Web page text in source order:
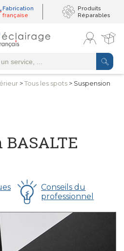
Fabrication
française
Produits
Réparables
> Tous les spots > Suspension
BASALTE
Conseils du
professionnel